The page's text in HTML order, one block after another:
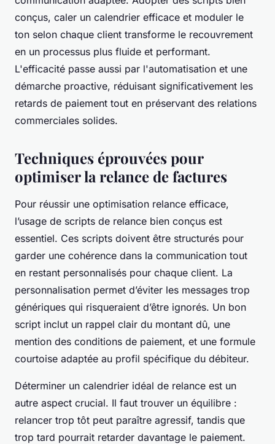
conçus, caler un calendrier efficace et moduler le
ton selon chaque client transforme le recouvrement
en un processus plus fluide et performant.
L'efficacité passe aussi par l'automatisation et une
démarche proactive, réduisant significativement les
retards de paiement tout en préservant des relations
commerciales solides.
Techniques éprouvées pour
optimiser la relance de factures
Pour réussir une optimisation relance efficace,
l’usage de scripts de relance bien conçus est
essentiel. Ces scripts doivent être structurés pour
garder une cohérence dans la communication tout
en restant personnalisés pour chaque client. La
personnalisation permet d’éviter les messages trop
génériques qui risqueraient d’être ignorés. Un bon
script inclut un rappel clair du montant dû, une
mention des conditions de paiement, et une formule
courtoise adaptée au profil spécifique du débiteur.
Déterminer un calendrier idéal de relance est un
autre aspect crucial. Il faut trouver un équilibre :
relancer trop tôt peut paraître agressif, tandis que
trop tard pourrait retarder davantage le paiement.